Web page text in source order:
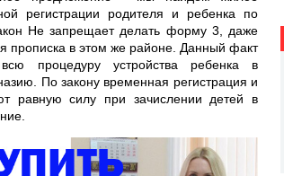
регистрации родителя и ребенка по
Не запрещает делать форму 3, даже
прописка в этом же районе. Данный факт
всю процедуру устройства ребенка в
По закону временная регистрация и
равную силу при зачислении детей в